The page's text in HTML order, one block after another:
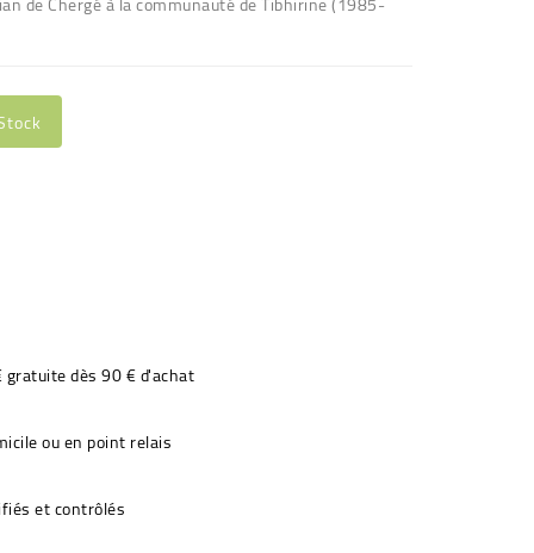
dès 90 € d'achat
ou en point relais
et contrôlés